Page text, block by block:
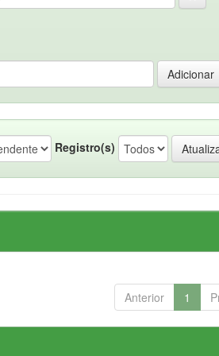
Registro(s)
Anterior 1